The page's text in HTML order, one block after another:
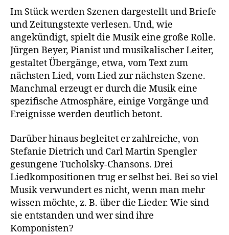
Im Stück werden Szenen dargestellt und Briefe
und Zeitungstexte verlesen. Und, wie
angekündigt, spielt die Musik eine große Rolle.
Jürgen Beyer, Pianist und musikalischer Leiter,
gestaltet Übergänge, etwa, vom Text zum
nächsten Lied, vom Lied zur nächsten Szene.
Manchmal erzeugt er durch die Musik eine
spezifische Atmosphäre, einige Vorgänge und
Ereignisse werden deutlich betont.
Darüber hinaus begleitet er zahlreiche, von
Stefanie Dietrich und Carl Martin Spengler
gesungene Tucholsky-Chansons. Drei
Liedkompositionen trug er selbst bei. Bei so viel
Musik verwundert es nicht, wenn man mehr
wissen möchte, z. B. über die Lieder. Wie sind
sie entstanden und wer sind ihre
Komponisten?